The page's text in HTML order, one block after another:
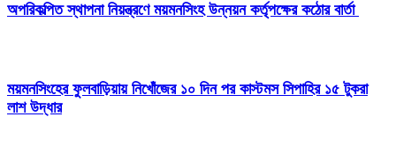
অপরিকল্পিত স্থাপনা নিয়ন্ত্রণে ময়মনসিংহ উন্নয়ন কর্তৃপক্ষের কঠোর বার্তা
ময়মনসিংহের ফুলবাড়িয়ায় নিখোঁজের ১০ দিন পর কাস্টমস সিপাহির ১৫ টুকরা
লাশ উদ্ধার